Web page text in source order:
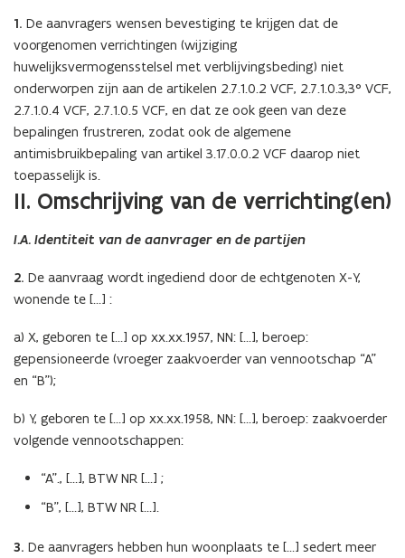
1. De aanvragers wensen bevestiging te krijgen dat de
voorgenomen verrichtingen (wijziging
huwelijksvermogensstelsel met verblijvingsbeding) niet
onderworpen zijn aan de artikelen 2.7.1.0.2 VCF, 2.7.1.0.3,3° VCF,
2.7.1.0.4 VCF, 2.7.1.0.5 VCF, en dat ze ook geen van deze
bepalingen frustreren, zodat ook de algemene
antimisbruikbepaling van artikel 3.17.0.0.2 VCF daarop niet
toepasselijk is.
II. Omschrijving van de verrichting(en)
I.A. Identiteit van de aanvrager en de partijen
2. De aanvraag wordt ingediend door de echtgenoten X-Y,
wonende te […] :
a) X, geboren te […] op xx.xx.1957, NN: […], beroep:
gepensioneerde (vroeger zaakvoerder van vennootschap “A”
en “B”);
b) Y, geboren te […] op xx.xx.1958, NN: […], beroep: zaakvoerder
volgende vennootschappen:
“A”., […], BTW NR […] ;
“B”, […], BTW NR […].
3. De aanvragers hebben hun woonplaats te […] sedert meer